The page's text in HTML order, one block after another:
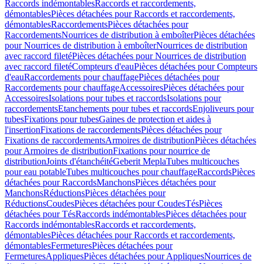
Raccords indémontablesRaccords et raccordements,
démontablesPièces détachées pour Raccords et raccordements,
démontablesRaccordementsPièces détachées pour
RaccordementsNourrices de distribution à emboîterPièces détachées
pour Nourrices de distribution à emboîterNourrices de distribution
avec raccord filetéPièces détachées pour Nourrices de distribution
avec raccord filetéCompteurs d'eauPièces détachées pour Compteurs
d'eauRaccordements pour chauffagePièces détachées pour
Raccordements pour chauffageAccessoiresPièces détachées pour
AccessoiresIsolations pour tubes et raccordsIsolations pour
raccordementsEtanchements pour tubes et raccordsEnjoliveurs pour
tubesFixations pour tubesGaines de protection et aides à
l'insertionFixations de raccordementsPièces détachées pour
Fixations de raccordementsArmoires de distributionPièces détachées
pour Armoires de distributionFixations pour nourrice de
distributionJoints d'étanchéitéGeberit MeplaTubes multicouches
pour eau potableTubes multicouches pour chauffageRaccordsPièces
détachées pour RaccordsManchonsPièces détachées pour
ManchonsRéductionsPièces détachées pour
RéductionsCoudesPièces détachées pour CoudesTésPièces
détachées pour TésRaccords indémontablesPièces détachées pour
Raccords indémontablesRaccords et raccordements,
démontablesPièces détachées pour Raccords et raccordements,
démontablesFermeturesPièces détachées pour
FermeturesAppliquesPièces détachées pour AppliquesNourrices de